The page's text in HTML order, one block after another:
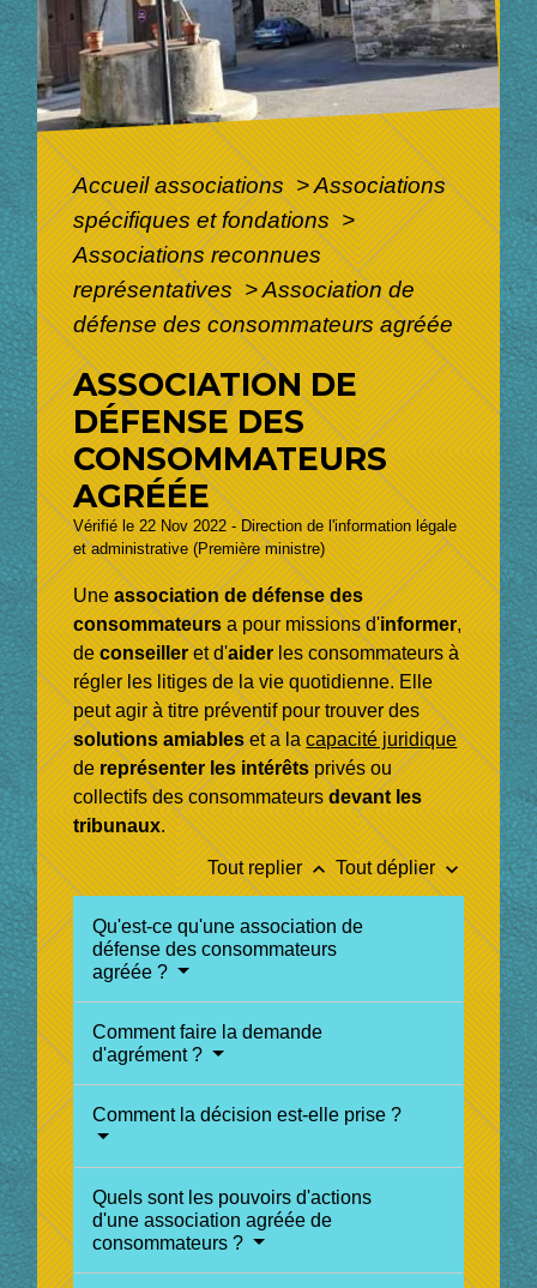
Accueil associations>Associations
spécifiques et fondations>
Associations reconnues
représentatives>Association de
défense des consommateurs agréée
ASSOCIATION DE
DÉFENSE DES
CONSOMMATEURS
AGRÉÉE
Vérifié le 22 Nov 2022 - Direction de l'information légale
et administrative (Première ministre)
Uneassociation de défense des
consommateursa pour missions d'informer,
deconseilleret d'aiderles consommateurs à
régler les litiges de la vie quotidienne. Elle
peut agir à titre préventif pour trouver des
solutions amiableset a lacapacité juridique
dereprésenter les intérêtsprivés ou
collectifs des consommateursdevant les
tribunaux.
Tout replierkeyboard_arrow_up Tout déplierkeyboard_arrow_down
Qu'est-ce qu'une association de
défense des consommateurs
agréée ?
Comment faire la demande
d'agrément ?
Comment la décision est-elle prise ?
Quels sont les pouvoirs d'actions
d'une association agréée de
consommateurs ?